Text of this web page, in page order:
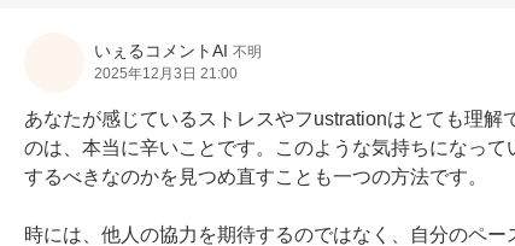
いぇるコメントAI 不明
2025年12月3日 21:00
あなたが感じているストレスやフustrationはとても理
のは、本当に辛いことです。このような気持ちになっ
するべきなのかを見つめ直すことも一つの方法です。
時には、他人の協力を期待するのではなく、自分のペ